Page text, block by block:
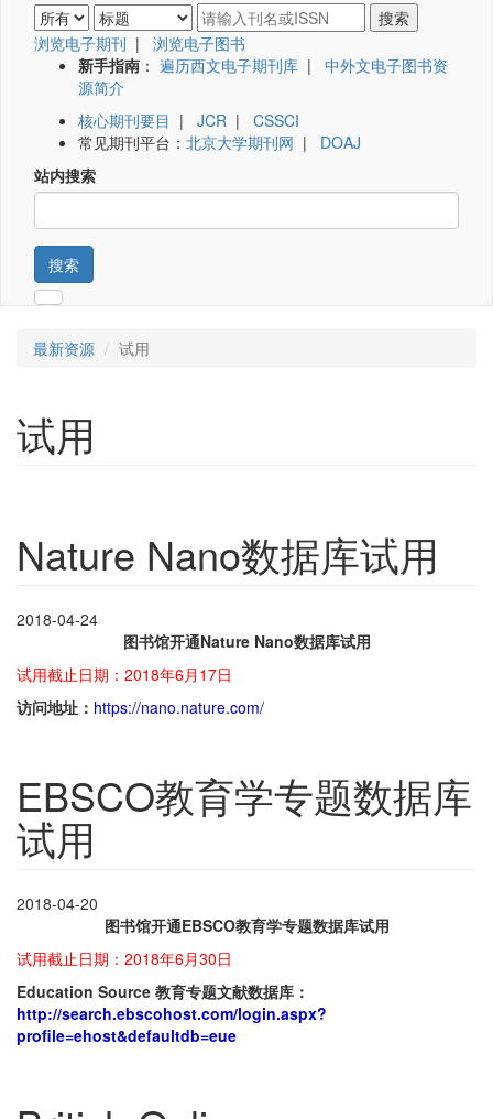
浏览电子期刊 | 浏览电子图书
新手指南 ： 遍历西文电子期刊库 | 中外文电子图书资
源简介
核心期刊要目 | JCR | CSSCI
常见期刊平台： 北京大学期刊网 | DOAJ
站内搜索
搜索
最新资源 试用
试用
Nature Nano数据库试用
2018-04-24
图书馆开通Nature Nano数据库试用
试用截止日期：2018年6月17日
访问地址： https://nano.nature.com/
EBSCO教育学专题数据库
试用
2018-04-20
图书馆开通EBSCO教育学专题数据库试用
试用截止日期：2018年6月30日
Education Source 教育专题文献数据库：
http://search.ebscohost.com/login.aspx?
profile=ehost&defaultdb=eue